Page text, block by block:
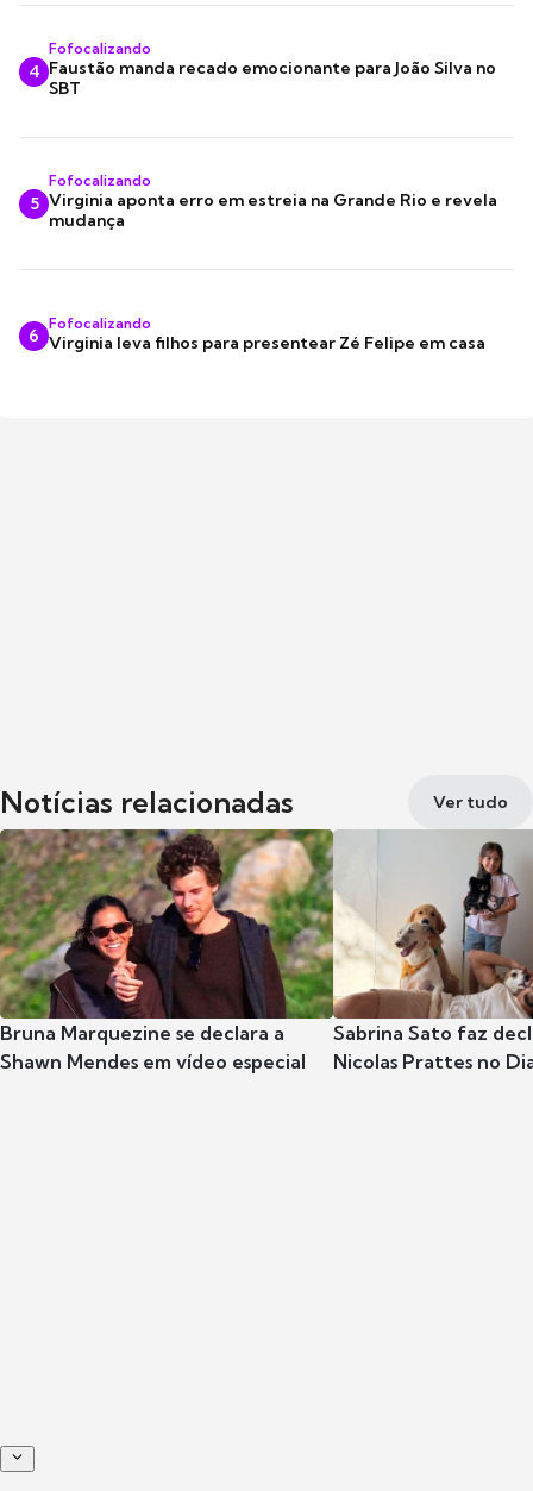
4
Fofocalizando
Faustão manda recado emocionante para João Silva no
SBT
5
Fofocalizando
Virginia aponta erro em estreia na Grande Rio e revela
mudança
6
Fofocalizando
Virginia leva filhos para presentear Zé Felipe em casa
Notícias relacionadas Ver tudo
Bruna Marquezine se declara a
Shawn Mendes em vídeo especial
Sabrina Sato faz
Nicolas Prattes no